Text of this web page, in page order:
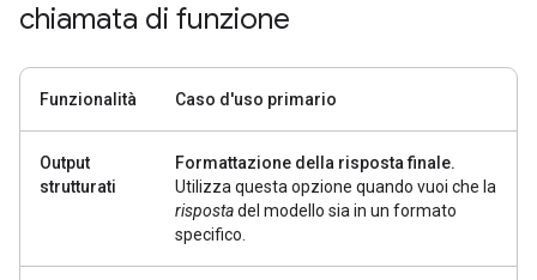
chiamata di funzione
Funzionalità Caso d'uso primario
Output
strutturati
Formattazione della risposta finale.
Utilizza questa opzione quando vuoi che la
rispostadel modello sia in un formato
specifico.